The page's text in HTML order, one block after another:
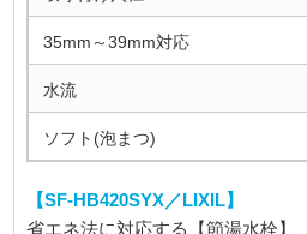
35mm～39mm対応
水流
ソフト(泡まつ)
【SF-HB420SYX／LIXIL】
省エネ法に対応する【節湯水栓】